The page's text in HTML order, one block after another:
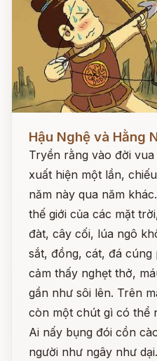
Hậu Nghệ và Hằng
Tryền rằng vào đời
xuất hiện một lần,
năm này qua năm
thế giới của các mặt
đàt, cây cối, lúa ngô
sắt, đồng, cát, đá cúng
cảm thấy nghẹt thở,
gần như sôi lên. Trên
còn một chút gì có thể
Ai nấy bụng đói cồn
người như ngây như dại.